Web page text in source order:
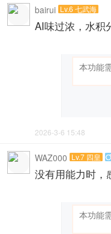
bairui Lv.6 七武海
AI味过浓，水积
2026-3-6 15:48
WAZ000 Lv.7 四皇
没有用能力时，